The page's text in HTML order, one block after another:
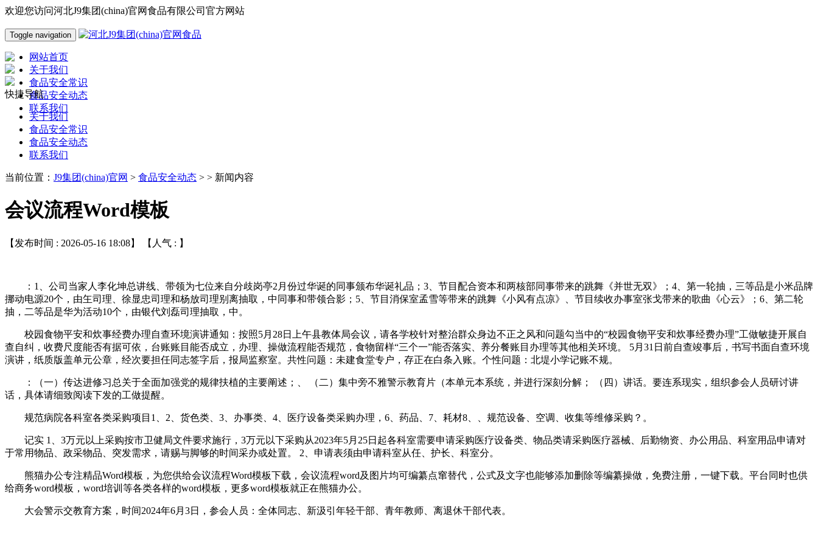
欢迎您访问河北J9集团(china)官网食品有限公司官方网站
Toggle navigation
网站首页
关于我们
食品安全常识
食品安全动态
联系我们
快捷导航
关于我们
食品安全常识
食品安全动态
联系我们
当前位置： J9集团(china)官网 > 食品安全动态 > > 新闻内容
会议流程Word模板
【发布时间 : 2026-05-16 18:08】 【人气 : 】
：1、公司当家人李化坤总讲线、带领为七位来自分歧岗亭2月份过华诞的同事颁布华诞礼品；3、节目配合资本和两核部同事带来的跳舞《并世无双》；4、第一轮抽，三等品是小米品牌
挪动电源20个，由玍司理、徐显忠司理和杨放司理别离抽取，中同事和带领合影；5、节目消保室孟雪等带来的跳舞《小风有点凉》、节目续收办事室张戈带来的歌曲《心云》；6、第二轮
抽，二等品是华为活动10个，由银代刘磊司理抽取，中。
校园食物平安和炊事经费办理自查环境演讲通知：按照5月28日上午县教体局会议，请各学校针对整治群众身边不正之风和问题勾当中的“校园食物平安和炊事经费办理”工做敏捷开展自
查自纠，收费尺度能否有据可依，台账账目能否成立，办理、操做流程能否规范，食物留样“三个一”能否落实、养分餐账目办理等其他相关环境。 5月31日前自查竣事后，书写书面自查环境
演讲，纸质版盖单元公章，经次要担任同志签字后，报局监察室。共性问题：未建食堂专户，存正在白条入账。个性问题：北堤小学记账不规。
：（一）传达进修习总关于全面加强党的规律扶植的主要阐述；、 （二）集中旁不雅警示教育片（本单元本系统，并进行深刻分解； （四）讲话。要连系现实，组织参会人员研讨讲
话，具体请细致阅读下发的工做提醒。
规范病院各科室各类采购项目1、2、货色类、3、办事类、4、医疗设备类采购办理，6、药品、7、耗材8、、规范设备、空调、收集等维修采购？。
记实 1、3万元以上采购按市卫健局文件要求施行，3万元以下采购从2023年5月25日起各科室需要申请采购医疗设备类、物品类请采购医疗器械、后勤物资、办公用品、科室用品申请对
于常用物品、政采物品、突发需求，请赐与脚够的时间采办或处置。 2、申请表须由申请科室从任、护长、科室分。
熊猫办公专注精品Word模板，为您供给会议流程Word模板下载，会议流程word及图片均可编纂点窜替代，公式及文字也能够添加删除等编纂操做，免费注册，一键下载。平台同时也供
给商务word模板，word培训等各类各样的word模板，更多word模板就正在熊猫办公。
大会警示交教育方案，时间2024年6月3日，参会人员：全体同志、新汲引年轻干部、青年教师、离退休干部代表。